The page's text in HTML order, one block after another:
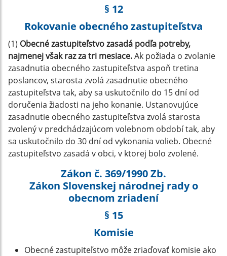
§ 12
Rokovanie obecného zastupiteľstva
(1) Obecné zastupiteľstvo zasadá podľa potreby,
najmenej však raz za tri mesiace.Ak požiada o zvolanie
zasadnutia obecného zastupiteľstva aspoň tretina
poslancov, starosta zvolá zasadnutie obecného
zastupiteľstva tak, aby sa uskutočnilo do 15 dní od
doručenia žiadosti na jeho konanie. Ustanovujúce
zasadnutie obecného zastupiteľstva zvolá starosta
zvolený v predchádzajúcom volebnom období tak, aby
sa uskutočnilo do 30 dní od vykonania volieb. Obecné
zastupiteľstvo zasadá v obci, v ktorej bolo zvolené.
Zákon č. 369/1990 Zb.
Zákon Slovenskej národnej rady o
obecnom zriadení
§ 15
Komisie
Obecné zastupiteľstvo môže zriaďovať komisie ako